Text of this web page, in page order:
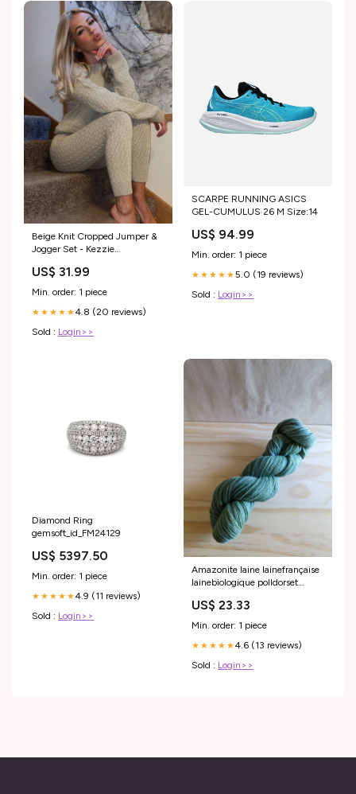
Beige Knit Cropped Jumper &
Jogger Set - Kezzie
US$ 31.99
Min. order: 1 piece
★★★★★4.8 (20 reviews)
Sold : Login>>
SCARPE RUNNING ASICS
GEL-CUMULUS 26 M Size:14
US$ 94.99
Min. order: 1 piece
★★★★★5.0 (19 reviews)
Sold : Login>>
Diamond Ring
gemsoft_id_FM24129
US$ 5397.50
Min. order: 1 piece
★★★★★4.9 (11 reviews)
Sold : Login>>
Amazonite laine lainefrançaise
lainebiologique polldorset
US$ 23.33
Min. order: 1 piece
★★★★★4.6 (13 reviews)
Sold : Login>>